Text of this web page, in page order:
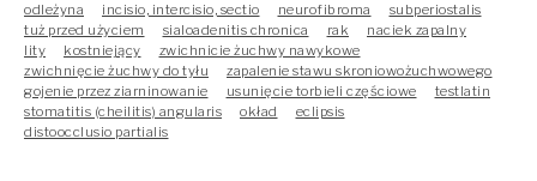
odleżyna
incisio, intercisio, sectio neurofibroma
subperiostalis
tuż przed użyciem
sialoadenitis chronica rak
naciek zapalny
lity
kostniejący
zwichnicie żuchwy nawykowe
zwichnięcie żuchwy do tyłu
zapalenie stawu skroniowożuchwowego
gojenie przez ziarninowanie
usunięcie torbieli częściowe
testlatin
stomatitis (cheilitis) angularis
okład
eclipsis
distoocclusio partialis